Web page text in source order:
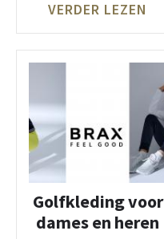
VERDER LEZEN
Golfkleding voor
dames en heren